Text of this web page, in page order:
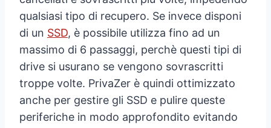
qualsiasi tipo di recupero. Se invece disponi
di un SSD, è possibile utilizza fino ad un
massimo di 6 passaggi, perchè questi tipi di
drive si usurano se vengono sovrascritti
troppe volte. PrivaZer è quindi ottimizzato
anche per gestire gli SSD e pulire queste
periferiche in modo approfondito evitando